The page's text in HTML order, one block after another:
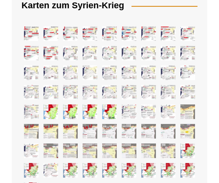
Karten zum Syrien-Krieg